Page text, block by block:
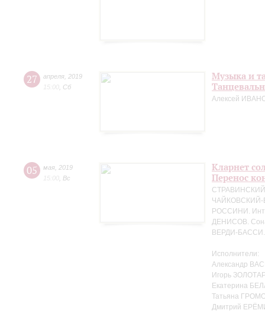
27 апреля 2019
15:00 Сб
Музыка и
Алексей
05 мая 2019
15:00 Вс
Кларнет
Перенос
СТРАВИНСКИЙ.
ЧАЙКОВСКИЙ-
РОССИНИ.
ДЕНИСОВ.
ВЕРДИ-БАССИ.
Исполнители:
Александр
Игорь
Екатерина
Татьяна
Дмитрий